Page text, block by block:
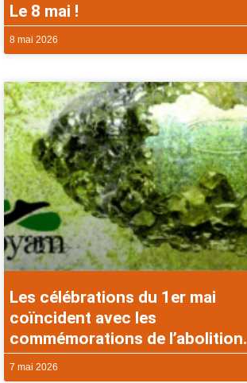
Le 8 mai !
8 mai 2026
Les célébrations du 1er mai
coïncident avec les
commémorations de l’abolition.
7 mai 2026